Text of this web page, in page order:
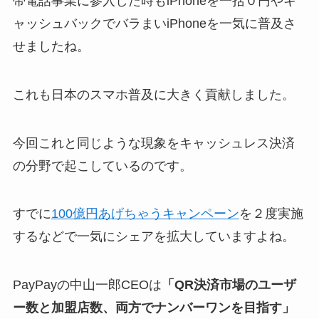
ャッシュバックでバラまいiPhoneを一気に普及さ
せましたね。
これも日本のスマホ普及に大きく貢献しました。
今回これと同じような現象をキャッシュレス決済
の分野で起こしているのです。
すでに100億円あげちゃうキャンペーンを２度実施
するなどで一気にシェアを拡大していますよね。
PayPayの中山一郎CEOは 「QR決済市場のユーザ
ー数と加盟店数、両方でナンバーワンを目指す」